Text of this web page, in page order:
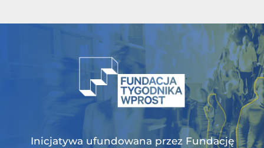
Inicjatywa ufundowana przez Fundację